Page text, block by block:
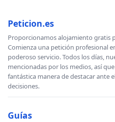
Peticion.es
Proporcionamos alojamiento gratis
Comienza una petición profesional
poderoso servicio. Todos los días,
mencionadas por los medios, así
fantástica manera de destacar ante
decisiones.
Guías